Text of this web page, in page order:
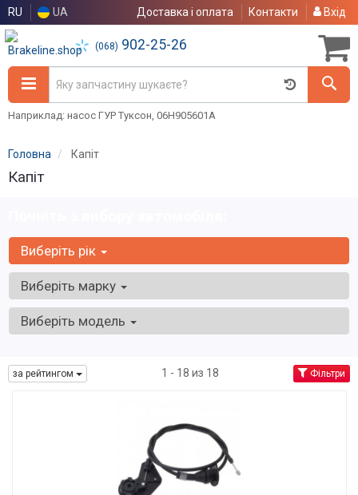
RU UA Доставка і оплата Контакти Вхід
(068) 902-25-26
Наприклад: насос ГУР Туксон, 06H905601A
Головна Капіт
Капіт
Виберіть рік
Виберіть марку
Виберіть модель
за рейтингом 1 - 18 из 18 Фільтри